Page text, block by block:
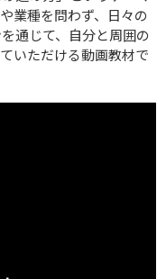
業種を問わず、日々の
通じて、自分と周囲の
いただける動画教材で